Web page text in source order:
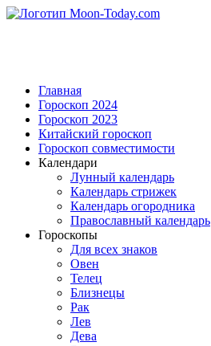
Главная
Гороскоп 2024
Гороскоп 2023
Китайский гороскоп
Гороскоп совместимости
Календари
Лунный календарь
Календарь стрижек
Календарь огородника
Православный календарь
Гороскопы
Для всех знаков
Овен
Телец
Близнецы
Рак
Лев
Дева